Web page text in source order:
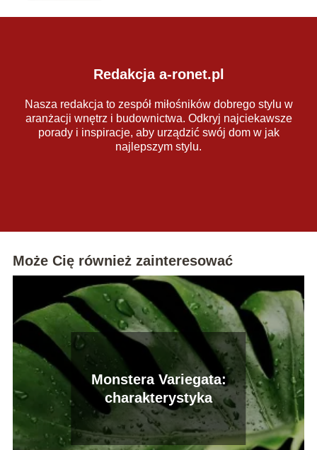
Redakcja a-ronet.pl
Nasza redakcja to zespół miłośników dobrego stylu w
aranżacji wnętrz i budownictwa. Odkryj najciekawsze
porady i inspiracje, aby urządzić swój dom w jak
najlepszym stylu.
Może Cię również zainteresować
Monstera Variegata:
charakterystyka